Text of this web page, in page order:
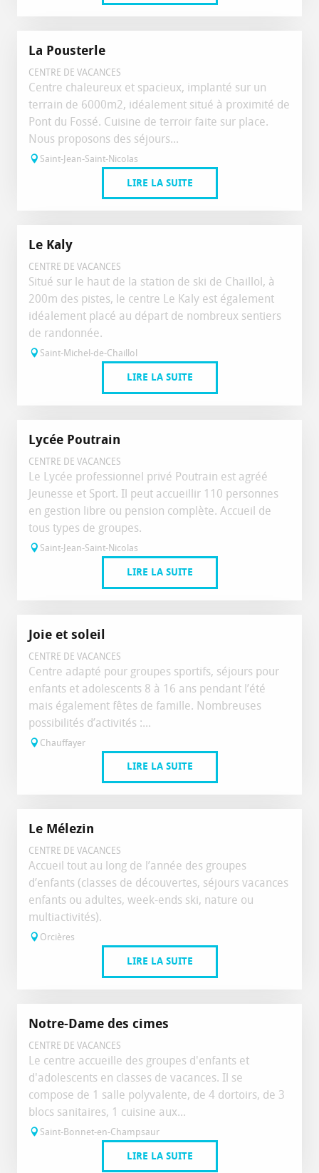
La Pousterle
CENTRE DE VACANCES
Centre chaleureux et spacieux, implanté sur un
terrain de 6000m2, idéalement situé à proximité de
Pont du Fossé. Cuisine de terroir faite sur place.
Nous proposons des séjours...
Saint-Jean-Saint-Nicolas
LIRE LA SUITE
Le Kaly
CENTRE DE VACANCES
Situé sur le haut de la station de ski de Chaillol, à
200m des pistes, le centre Le Kaly est également
idéalement placé au départ de nombreux sentiers
de randonnée.
Saint-Michel-de-Chaillol
LIRE LA SUITE
Lycée Poutrain
CENTRE DE VACANCES
Le Lycée professionnel privé Poutrain est agréé
Jeunesse et Sport. Il peut accueillir 110 personnes
en gestion libre ou pension complète. Accueil de
tous types de groupes.
Saint-Jean-Saint-Nicolas
LIRE LA SUITE
Joie et soleil
CENTRE DE VACANCES
Centre adapté pour groupes sportifs, séjours pour
enfants et adolescents 8 à 16 ans pendant l’été
mais également fêtes de famille. Nombreuses
possibilités d’activités :...
Chauffayer
LIRE LA SUITE
Le Mélezin
CENTRE DE VACANCES
Accueil tout au long de l’année des groupes
d’enfants (classes de découvertes, séjours vacances
enfants ou adultes, week-ends ski, nature ou
multiactivités).
Orcières
LIRE LA SUITE
Notre-Dame des cimes
CENTRE DE VACANCES
Le centre accueille des groupes d'enfants et
d'adolescents en classes de vacances. Il se
compose de 1 salle polyvalente, de 4 dortoirs, de 3
blocs sanitaires, 1 cuisine aux...
Saint-Bonnet-en-Champsaur
LIRE LA SUITE